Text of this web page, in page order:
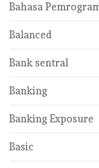
Bahasa
Balanced
Bank sentral
Banking
Banking Exposure
Basic